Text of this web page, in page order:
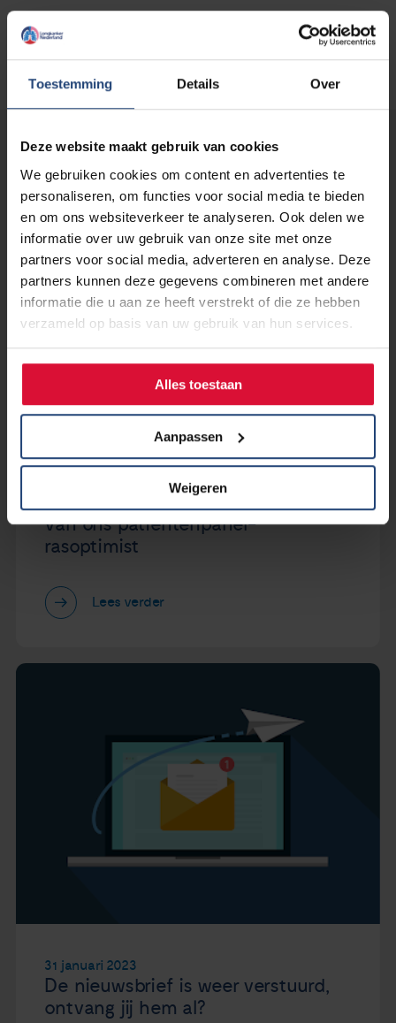
Toestemming Details Over
Deze website maakt gebruik van cookies
We gebruiken cookies om content en advertenties te
personaliseren, om functies voor social media te bieden
en om ons websiteverkeer te analyseren. Ook delen we
informatie over uw gebruik van onze site met onze
partners voor social media, adverteren en analyse. Deze
partners kunnen deze gegevens combineren met andere
informatie die u aan ze heeft verstrekt of die ze hebben
verzameld op basis van uw gebruik van hun services.
Alles toestaan
Aanpassen
Weigeren
Lees verder...
In memoriam Gera de Koning- lid
van ons patiëntenpanel-
rasoptimist
Lees verder
31 januari 2023
De nieuwsbrief is weer verstuurd,
ontvang jij hem al?